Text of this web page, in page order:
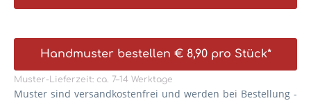
Handmuster bestellen € 8,90 pro Stück*
Muster-Lieferzeit: ca. 7–14 Werktage
Muster sind versandkostenfrei und werden bei Bestellung -